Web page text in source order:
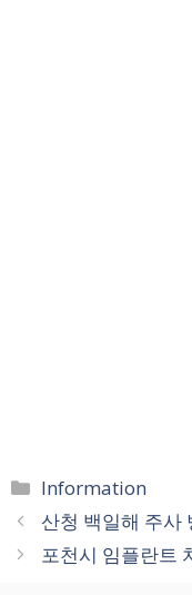
카
테
리
Information
산청 백일해 주사
포천시 임플란트